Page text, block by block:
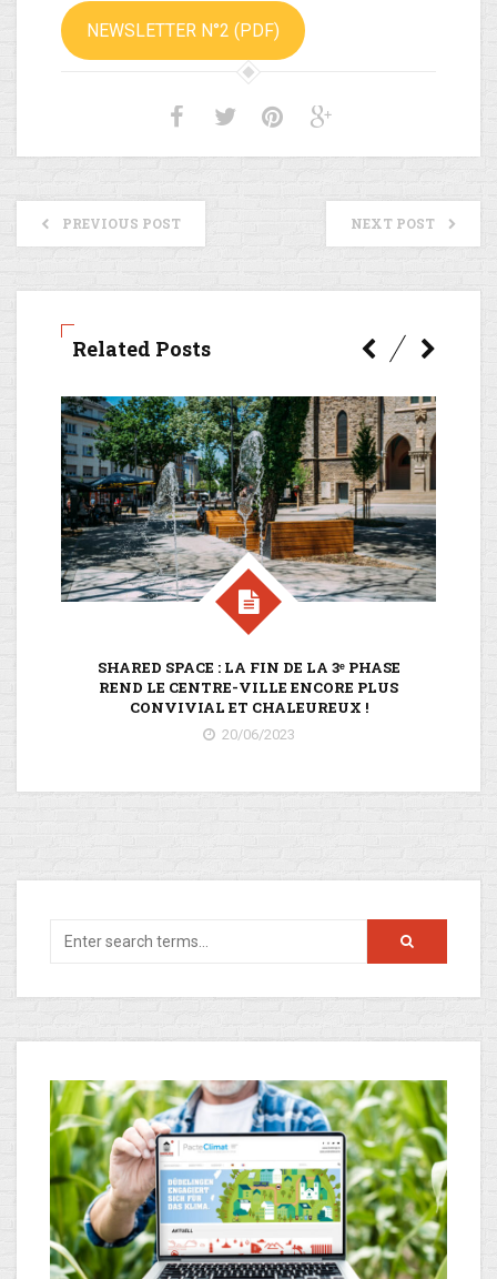
NEWSLETTER N°2 (PDF)
PREVIOUS POST NEXT POST
Related Posts
SHARED SPACE : LA FIN DE LA 3ᵉ PHASE
REND LE CENTRE-VILLE ENCORE PLUS
CONVIVIAL ET CHALEUREUX !
20/06/2023